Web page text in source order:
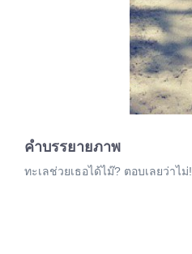
คำบรรยายภาพ
ทะเลช่วยเธอได้ไม๊? ตอบเลยว่าไม่!